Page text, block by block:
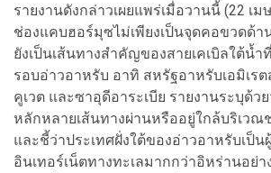
รายงานดังกล่าวเผยแพร่เมื่อวานนี้ (22 เม
ช่องแคบฮอร์มุซไม่เพียงเป็นจุดคอขวดด้า
ยังเป็นเส้นทางสำคัญของสายเคเบิลใต้น้ำ
รอบอ่าวอาหรับ อาทิ สหรัฐอาหรับเอมิเร
คูเวต และซาอุดีอาระเบีย รายงานระบุด้ว
หลักหลายเส้นทางผ่านหรืออยู่ใกล้บริเว
และชี้ว่าประเทศฝั่งใต้ของอ่าวอาหรับเป็น
อินเทอร์เน็ตทางทะเลมากกว่าอิหร่านอย่า